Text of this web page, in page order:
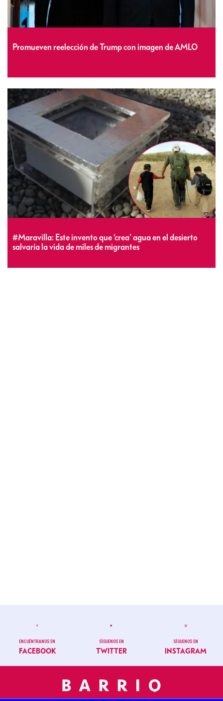
Promueven reelección de Trump con imagen de AMLO
#Maravilla: Este invento que ‘crea’ agua en el desierto
salvaría la vida de miles de migrantes
ENCUÉNTRANOS EN
FACEBOOK
SÍGUENOS EN
TWITTER
SÍGUENOS EN
INSTAGRAM